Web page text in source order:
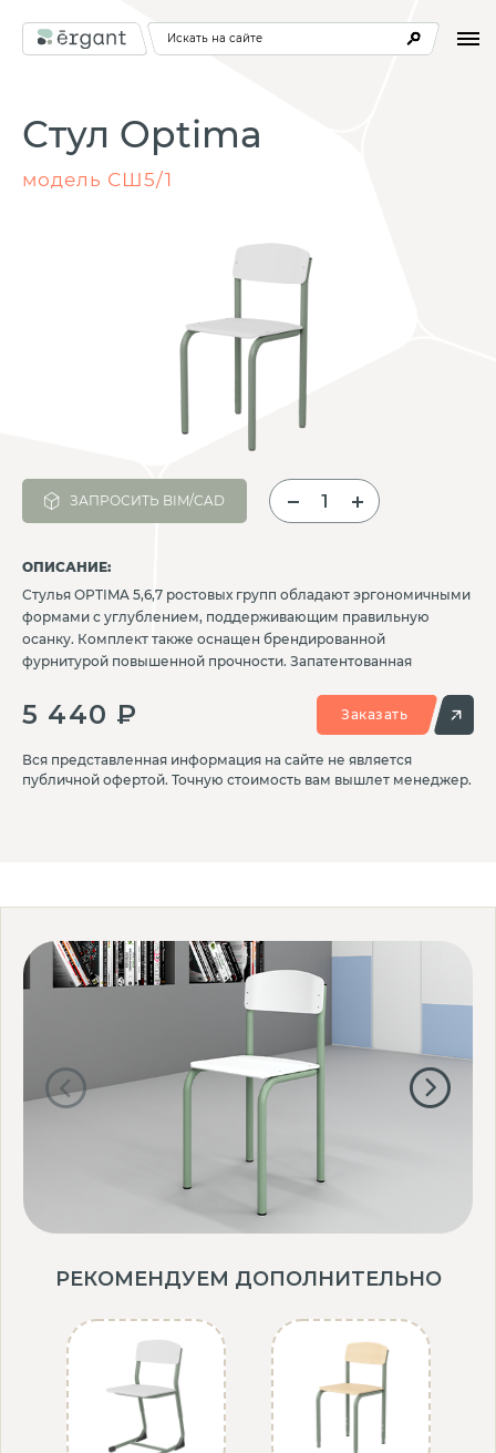
Искать на сайте
Стул Optima
модель СШ5/1
ЗАПРОСИТЬ BIM/CAD
ОПИСАНИЕ:
Стулья OPTIMA 5,6,7 ростовых групп обладают эргономичными
формами с углублением, поддерживающим правильную
осанку. Комплект также оснащен брендированной
фурнитурой повышенной прочности. Запатентованная
5 440 ₽ Заказать
Вся представленная информация на сайте не является
публичной офертой. Точную стоимость вам вышлет менеджер.
РЕКОМЕНДУЕМ ДОПОЛНИТЕЛЬНО